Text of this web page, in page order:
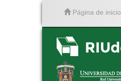
Página de inicio